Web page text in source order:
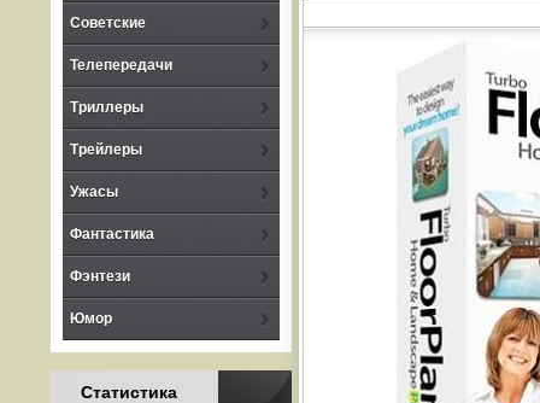
Советские
Телепередачи
Триллеры
Трейлеры
Ужасы
Фантастика
Фэнтези
Юмор
Статистика